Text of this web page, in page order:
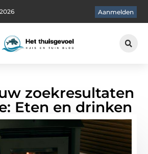
Aanmelden
zoekresultaten
Eten en drinken